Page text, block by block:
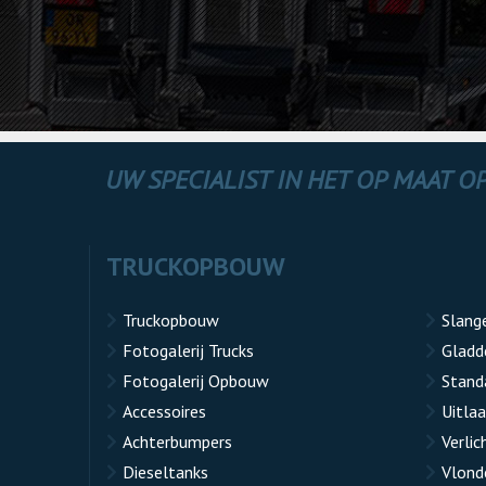
UW SPECIALIST IN HET OP MAAT
TRUCKOPBOUW
Truckopbouw
Fotogalerij Trucks
Fotogalerij Opbouw
Accessoires
Achterbumpers
Dieseltanks